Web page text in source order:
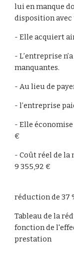
lui en manque
disposition avec
- Elle acquiert
- L’entreprise
manquantes.
- Au lieu de
- l’entreprise
- Elle économise
€
- Coût réel de la
9 355,92 €
réduction de 37
Tableau de la
fonction de
prestation